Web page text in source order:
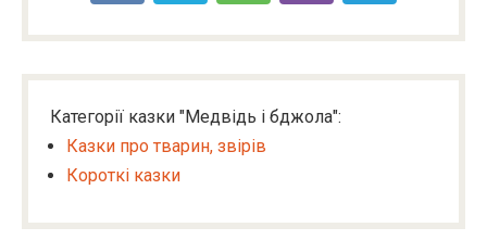
Категорії казки "Медвідь і бджола":
Казки про тварин, звірів
Короткі казки